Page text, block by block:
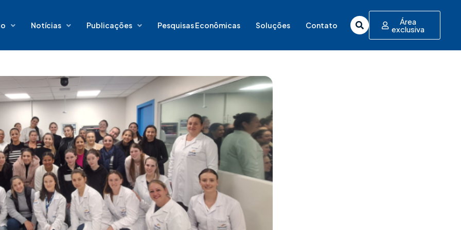
Notícias Publicações Pesquisas Econômicas Soluções Contato Área
exclusiva